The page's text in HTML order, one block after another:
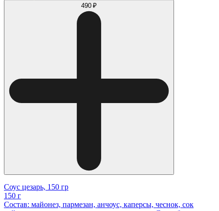
490 ₽
Соус цезарь, 150 гр
150 г
Состав: майонез, пармезан, анчоус, каперсы, чеснок, сок